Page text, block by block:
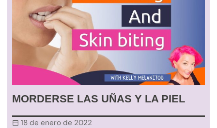
MORDERSE LAS UÑAS Y LA PIEL
18 de enero de 2022